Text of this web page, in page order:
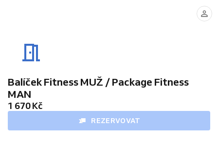
Balíček Fitness MUŽ / Package Fitness
MAN
1 670 Kč
REZERVOVAT